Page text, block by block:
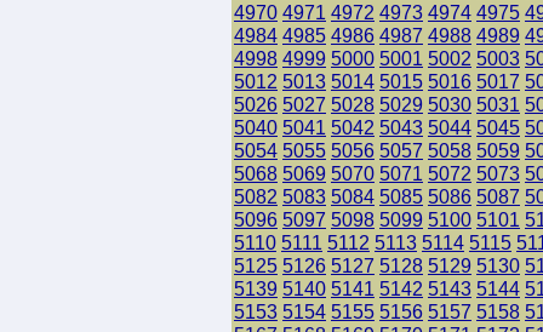
4970 4971 4972 4973 4974 4975
4984 4985 4986 4987 4988 4989
4998 4999 5000 5001 5002 5003
5012 5013 5014 5015 5016 5017
5026 5027 5028 5029 5030 5031
5040 5041 5042 5043 5044 5045
5054 5055 5056 5057 5058 5059
5068 5069 5070 5071 5072 5073
5082 5083 5084 5085 5086 5087
5096 5097 5098 5099 5100 5101
5110 5111 5112 5113 5114 5115
5125 5126 5127 5128 5129 5130
5139 5140 5141 5142 5143 5144
5153 5154 5155 5156 5157 5158